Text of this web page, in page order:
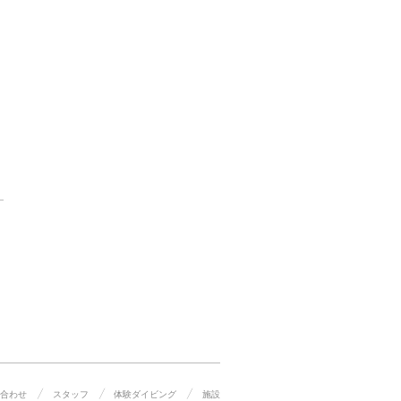
わせ スタッフ 体験ダイビング 施設